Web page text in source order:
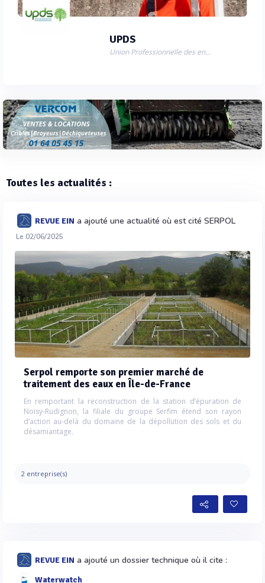
UPDS
Union Professionnelle des entreprises de Dépollution de Sites
Toutes les actualités :
REVUE EIN a ajouté une actualité où est cité SERPOL
Le 02/06/2025
Serpol remporte son premier marché de
traitement des eaux en Île-de-France
En remportant la reconstruction de la station d’épuration de
Noisy-Rudignon, la filiale du groupe Serfim étend son rayon
d’action au-delà du domaine de la dépollution des sols et du
désamiantage.
2 entreprise(s)
REVUE EIN a ajouté un dossier technique où il cite :
Waterwatch